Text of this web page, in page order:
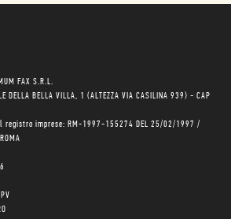
FAX S.R.L.
DELLA BELLA VILLA, 1 (ALTEZZA VIA CASILINA 939) - CAP
registro imprese: RM-1997-155274 DEL 25/02/1997 /